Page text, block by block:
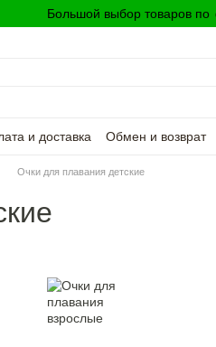
Большой выбор товаров по
и доставка Обмен и возврат
Очки для плавания детские